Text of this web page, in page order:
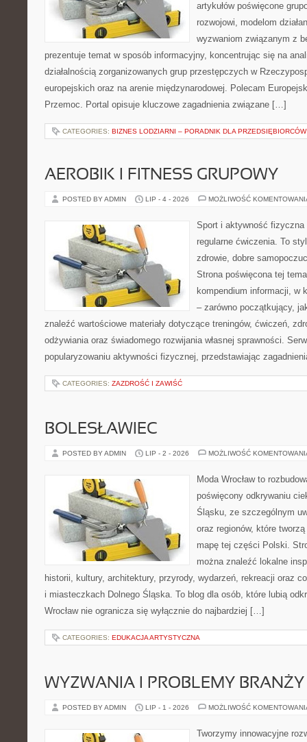
artykułów poświęcone
rozwojowi, modelom
wyzwaniom związanym z
prezentuje temat w sposób informacyjny, koncentrując się na
działalnością zorganizowanych grup przestępczych w
europejskich oraz na arenie międzynarodowej. Polecam
Przemoc. Portal opisuje kluczowe zagadnienia związane […]
CATEGORIES: BIZNES LODZIARNI – PORADNIK DLA PRZEDSIĘBIORCÓW
AEROBIK I FITNESS GRUPOWY
POSTED BY ADMIN LIP - 4 - 2026 MOŻLIWOŚĆ
Sport i aktywność
regularne ćwiczenia. To
zdrowie, dobre
Strona poświęcona tej
kompendium informacji, w
– zarówno początkujący,
znaleźć wartościowe materiały dotyczące treningów, ćwiczeń,
odżywiania oraz świadomego rozwijania własnej sprawności.
popularyzowaniu aktywności fizycznej, przedstawiając
CATEGORIES: ZAZDROŚĆ I ZAWIŚĆ
BOLESŁAWIEC
POSTED BY ADMIN LIP - 2 - 2026 MOŻLIWOŚĆ
Moda Wrocław to
poświęcony odkrywaniu
Śląsku, ze szczególnym
oraz regionów, które
mapę tej części Polski.
można znaleźć lokalne
historii, kultury, architektury, przyrody, wydarzeń, rekreacji oraz
i miasteczkach Dolnego Śląska. To blog dla osób, które lubią
Wrocław nie ogranicza się wyłącznie do najbardziej […]
CATEGORIES: EDUKACJA ARTYSTYCZNA
WYZWANIA I PROBLEMY BRANŻY
POSTED BY ADMIN LIP - 1 - 2026 MOŻLIWOŚĆ
Tworzymy innowacyjne